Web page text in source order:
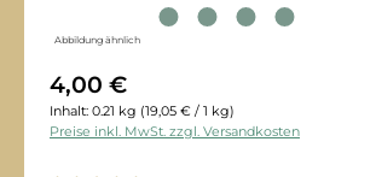
Abbildung ähnlich
4,00 €
Inhalt: 0.21 kg (19,05 € / 1 kg)
Preise inkl. MwSt. zzgl. Versandkosten